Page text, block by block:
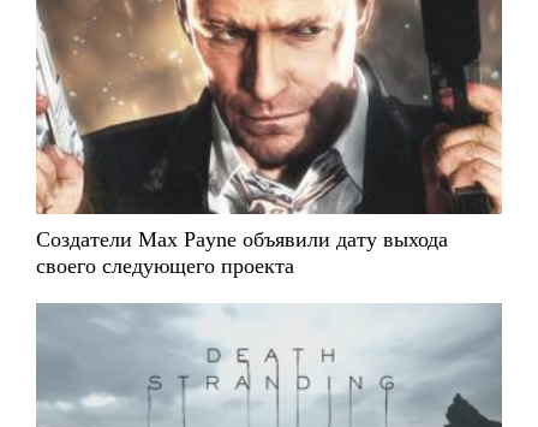
Создатели Max Payne объявили дату выхода
своего следующего проекта